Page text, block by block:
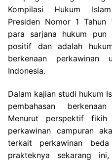
Kompilasi Hukum
Presiden Nomor 1 Tahun
para sarjana hukum pun
positif dan adalah
berkenaan
Indonesia.
Dalam kajian studi hukum
pembahasan
Menurut perspektif fikih
perkawinan campuran
terkait perkawinan
prakteknya sekarang